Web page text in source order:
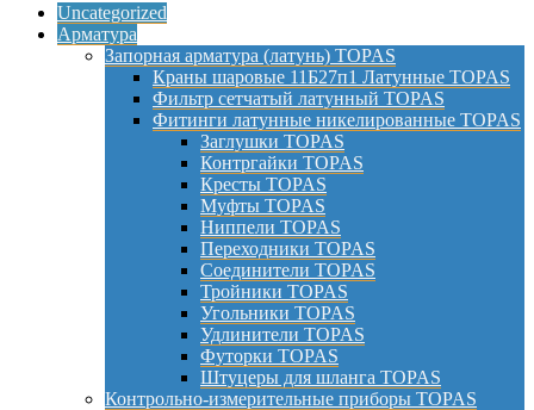
Uncategorized
Арматура
Запорная арматура (латунь) TOPAS
Краны шаровые 11Б27п1 Латунные TOPAS
Фильтр сетчатый латунный TOPAS
Фитинги латунные никелированные TOPAS
Заглушки TOPAS
Контргайки TOPAS
Кресты TOPAS
Муфты TOPAS
Ниппели TOPAS
Переходники TOPAS
Соединители TOPAS
Тройники TOPAS
Угольники TOPAS
Удлинители TOPAS
Футорки TOPAS
Штуцеры для шланга TOPAS
Контрольно-измерительные приборы TOPAS